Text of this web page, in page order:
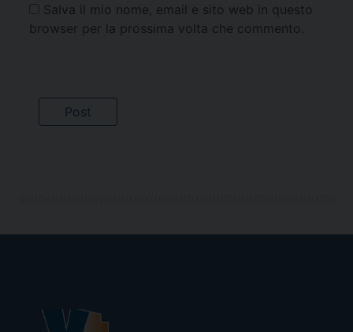
Salva il mio nome, email e sito web in questo
browser per la prossima volta che commento.